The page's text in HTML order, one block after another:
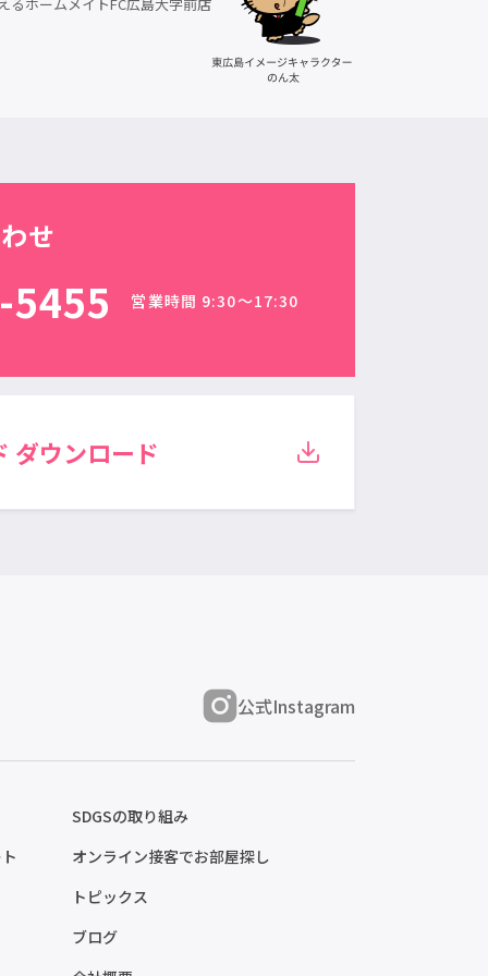
せ
営業時間 9:30〜17:30
ダウンロード
公式Instagram
SDGSの取り組み
オンライン接客でお部屋探し
トピックス
ブログ